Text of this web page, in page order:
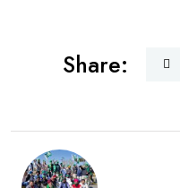
Share: